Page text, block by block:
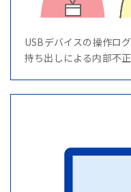
USBデバイスの操作ロ
持ち出しによる内部不